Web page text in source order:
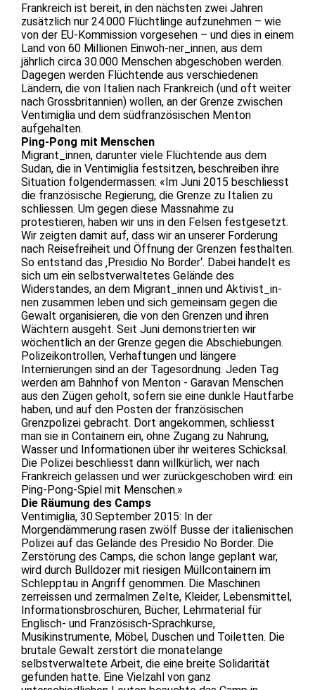
Frankreich ist bereit, in den nächsten zwei Jahren
zusätzlich nur 24.000 Flüchtlinge aufzunehmen – wie
von der EU-Kommission vorgesehen – und dies in einem
Land von 60 Millionen Einwoh-ner_innen, aus dem
jährlich circa 30.000 Menschen abgeschoben werden.
Dagegen werden Flüchtende aus verschiedenen
Ländern, die von Italien nach Frankreich (und oft weiter
nach Grossbritannien) wollen, an der Grenze zwischen
Ventimiglia und dem südfranzösischen Menton
aufgehalten.
Ping-Pong mit Menschen
Migrant_innen, darunter viele Flüchtende aus dem
Sudan, die in Ventimiglia festsitzen, beschreiben ihre
Situation folgendermassen: «Im Juni 2015 beschliesst
die französische Regierung, die Grenze zu Italien zu
schliessen. Um gegen diese Massnahme zu
protestieren, haben wir uns in den Felsen festgesetzt.
Wir zeigten damit auf, dass wir an unserer Forderung
nach Reisefreiheit und Öffnung der Grenzen festhalten.
So entstand das ‚Presidio No Border‘. Dabei handelt es
sich um ein selbstverwaltetes Gelände des
Widerstandes, an dem Migrant_innen und Aktivist_in-
nen zusammen leben und sich gemeinsam gegen die
Gewalt organisieren, die von den Grenzen und ihren
Wächtern ausgeht. Seit Juni demonstrierten wir
wöchentlich an der Grenze gegen die Abschiebungen.
Polizeikontrollen, Verhaftungen und längere
Internierungen sind an der Tagesordnung. Jeden Tag
werden am Bahnhof von Menton - Garavan Menschen
aus den Zügen geholt, sofern sie eine dunkle Hautfarbe
haben, und auf den Posten der französischen
Grenzpolizei gebracht. Dort angekommen, schliesst
man sie in Containern ein, ohne Zugang zu Nahrung,
Wasser und Informationen über ihr weiteres Schicksal.
Die Polizei beschliesst dann willkürlich, wer nach
Frankreich gelassen und wer zurückgeschoben wird: ein
Ping-Pong-Spiel mit Menschen.»
Die Räumung des Camps
Ventimiglia, 30.September 2015: In der
Morgendämmerung rasen zwölf Busse der italienischen
Polizei auf das Gelände des Presidio No Border. Die
Zerstörung des Camps, die schon lange geplant war,
wird durch Bulldozer mit riesigen Müllcontainern im
Schlepptau in Angriff genommen. Die Maschinen
zerreissen und zermalmen Zelte, Kleider, Lebensmittel,
Informationsbroschüren, Bücher, Lehrmaterial für
Englisch- und Französisch-Sprachkurse,
Musikinstrumente, Möbel, Duschen und Toiletten. Die
brutale Gewalt zerstört die monatelange
selbstverwaltete Arbeit, die eine breite Solidarität
gefunden hatte. Eine Vielzahl von ganz